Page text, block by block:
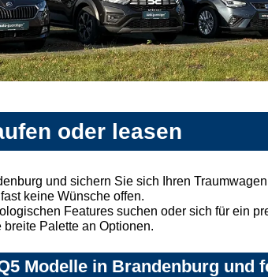
oder leasen
und sichern Sie sich Ihren
keine Wünsche offen.
Features suchen oder sich für ein
Palette an Optionen.
Modelle in Brandenburg und